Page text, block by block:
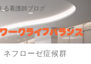
る看護師ブログ
ネフローゼ症候群